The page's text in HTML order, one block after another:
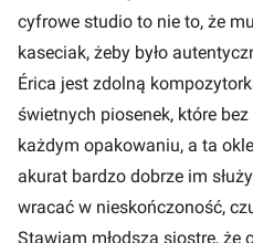
cyfrowe studio to nie to, że
kaseciak, żeby było
Érica jest zdolną
świetnych piosenek, które
każdym opakowaniu, a ta
akurat bardzo dobrze im
wracać w nieskończoność,
Stawiam młodszą siostrę, że